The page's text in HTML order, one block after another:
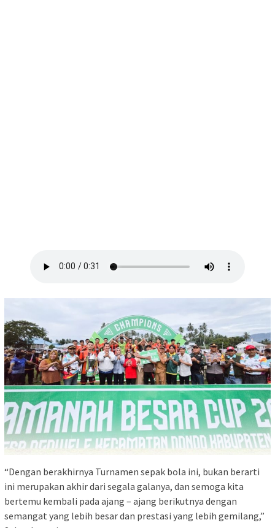
“Dengan berakhirnya Turnamen sepak bola ini, bukan berarti
ini merupakan akhir dari segala galanya, dan semoga kita
bertemu kembali pada ajang – ajang berikutnya dengan
semangat yang lebih besar dan prestasi yang lebih gemilang,”